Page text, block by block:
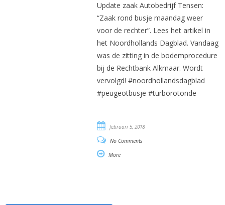
Update zaak Autobedrijf Tensen:
“Zaak rond busje maandag weer
voor de rechter”. Lees het artikel in
het Noordhollands Dagblad. Vandaag
was de zitting in de bodemprocedure
bij de Rechtbank Alkmaar. Wordt
vervolgd! #noordhollandsdagblad
#peugeotbusje #turborotonde
februari 5, 2018
No Comments
More